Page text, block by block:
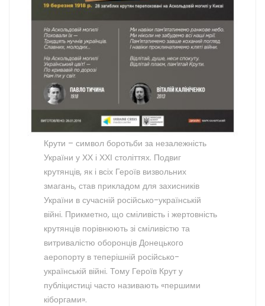
Крути – символ боротьби за незалежність
України у ХХ і ХХІ століттях. Подвиг
крутянців, як і всіх Героїв визвольних
змагань, став прикладом для захисників
України в сучасній російсько-українській
війні. Прикметно, що сміливість і жертовність
крутянців порівнюють зі сміливістю та
витривалістю оборонців Донецького
аеропорту в теперішній російсько-
українській війні. Тому Героїв Крут у
публіцистиці часто називають «першими
кіборгами».